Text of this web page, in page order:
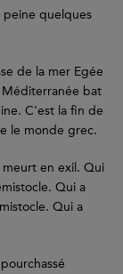
peine quelques
de la mer Egée
bat
C'est la fin de
le monde grec.
meurt en exil. Qui
Qui a
Qui a